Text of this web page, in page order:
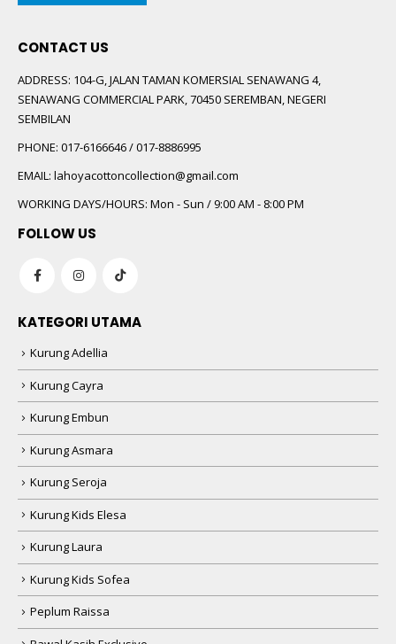
CONTACT US
ADDRESS: 104-G, JALAN TAMAN KOMERSIAL SENAWANG 4,
SENAWANG COMMERCIAL PARK, 70450 SEREMBAN, NEGERI
SEMBILAN
PHONE: 017-6166646 / 017-8886995
EMAIL: lahoyacottoncollection@gmail.com
WORKING DAYS/HOURS: Mon - Sun / 9:00 AM - 8:00 PM
FOLLOW US
KATEGORI UTAMA
Kurung Adellia
Kurung Cayra
Kurung Embun
Kurung Asmara
Kurung Seroja
Kurung Kids Elesa
Kurung Laura
Kurung Kids Sofea
Peplum Raissa